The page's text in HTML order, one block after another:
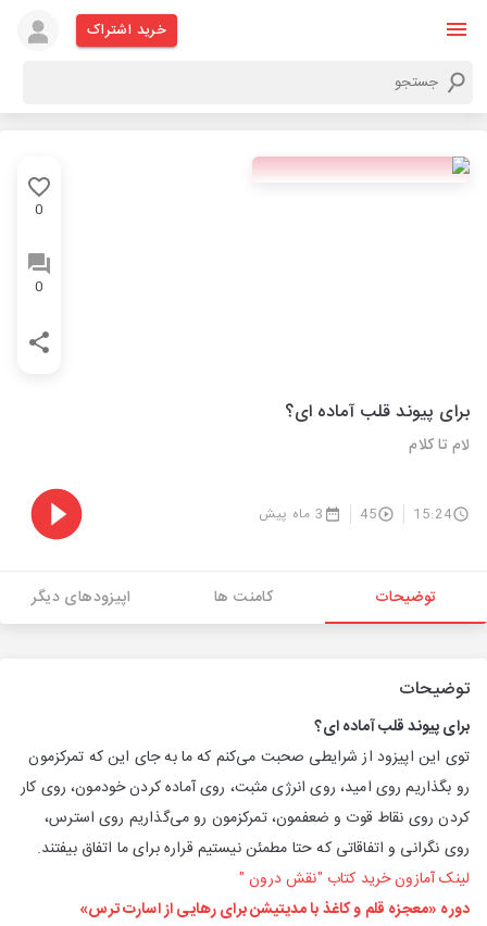
خرید اشتراک
0
0
برای پیوند قلب آماده ای؟
لام تا کلام
15:24
45 3 ماه پیش
توضیحات کامنت ها اپیزودهای دیگر
توضیحات
برای پیوند قلب آماده ای؟
توی این اپیزود از شرایطی صحبت می‌کنم که ما به جای این‌ که تمرکزمون
رو بگذاریم روی امید، روی انرژی مثبت، روی آماده کردن خودمون، روی کار
کردن روی نقاط قوت و ضعفمون، تمرکزمون رو می‌گذاریم روی استرس،
روی نگرانی و اتفاقاتی که حتا مطمئن نیستیم قراره برای ما اتفاق بیفتند.
لینک آمازون خرید کتاب "نقش درون"
دوره‌ «معجزه‌ قلم و کاغذ با مدیتیشن برای رهایی از اسارت ترس»